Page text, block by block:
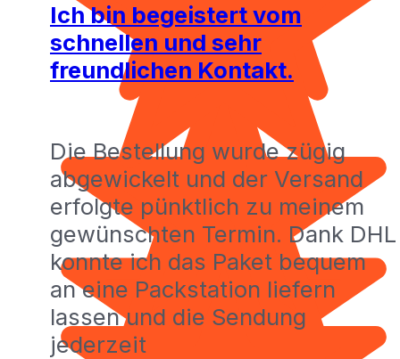
Ich bin begeistert vom
schnellen und sehr
freundlichen Kontakt.
Die Bestellung wurde zügig
abgewickelt und der Versand
erfolgte pünktlich zu meinem
gewünschten Termin. Dank DHL
konnte ich das Paket bequem
an eine Packstation liefern
lassen und die Sendung
jederzeit